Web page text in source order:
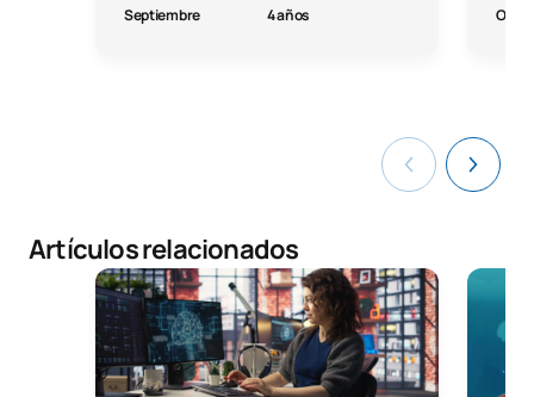
Septiembre 4 años
Artículos relacionados